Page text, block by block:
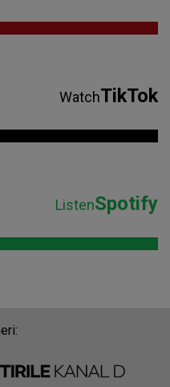
WatchTikTok
ListenSpotify